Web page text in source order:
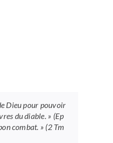
Dieu pour pouvoir
du diable. » (Ep
combat. » (2 Tm